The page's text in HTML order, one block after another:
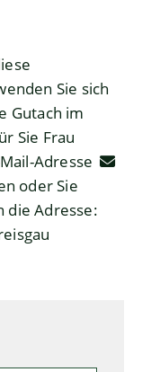
Sie sich
Gutach im
Sie Frau
Adresse
oder Sie
die Adresse: